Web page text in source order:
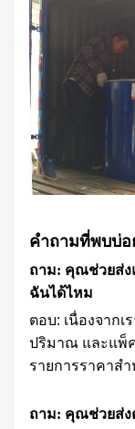
คำถามที่พบบ่อ
ถาม: คุณช่วยส่ง
ฉันได้ไหม
ตอบ: เนื่องจาก
ปริมาณ และแพ็ค
รายการราคาส
ถาม: คุณช่วยส่ง